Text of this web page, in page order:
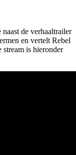
de verhaaltrailer
en vertelt Rebel
stream is hieronder